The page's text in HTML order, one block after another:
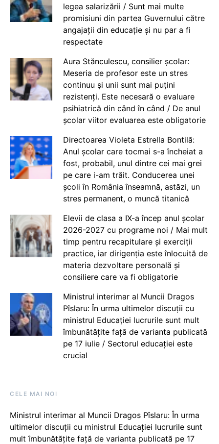
legea salarizării / Sunt mai multe
promisiuni din partea Guvernului către
angajații din educație și nu par a fi
respectate
Aura Stănculescu, consilier școlar:
Meseria de profesor este un stres
continuu și unii sunt mai puțini
rezistenți. Este necesară o evaluare
psihiatrică din când în când / De anul
școlar viitor evaluarea este obligatorie
Directoarea Violeta Estrella Bontilă:
Anul școlar care tocmai s-a încheiat a
fost, probabil, unul dintre cei mai grei
pe care i-am trăit. Conducerea unei
școli în România înseamnă, astăzi, un
stres permanent, o muncă titanică
Elevii de clasa a IX-a încep anul școlar
2026-2027 cu programe noi / Mai mult
timp pentru recapitulare și exerciții
practice, iar dirigenția este înlocuită de
materia dezvoltare personală și
consiliere care va fi obligatorie
Ministrul interimar al Muncii Dragos
Pîslaru: În urma ultimelor discuții cu
ministrul Educației lucrurile sunt mult
îmbunătățite față de varianta publicată
pe 17 iulie / Sectorul educației este
crucial
CELE MAI NOI
Ministrul interimar al Muncii Dragos Pîslaru: În urma
ultimelor discuții cu ministrul Educației lucrurile sunt
mult îmbunătățite față de varianta publicată pe 17